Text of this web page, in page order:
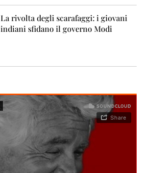
La rivolta degli scarafaggi: i giovani
indiani sfidano il governo Modi